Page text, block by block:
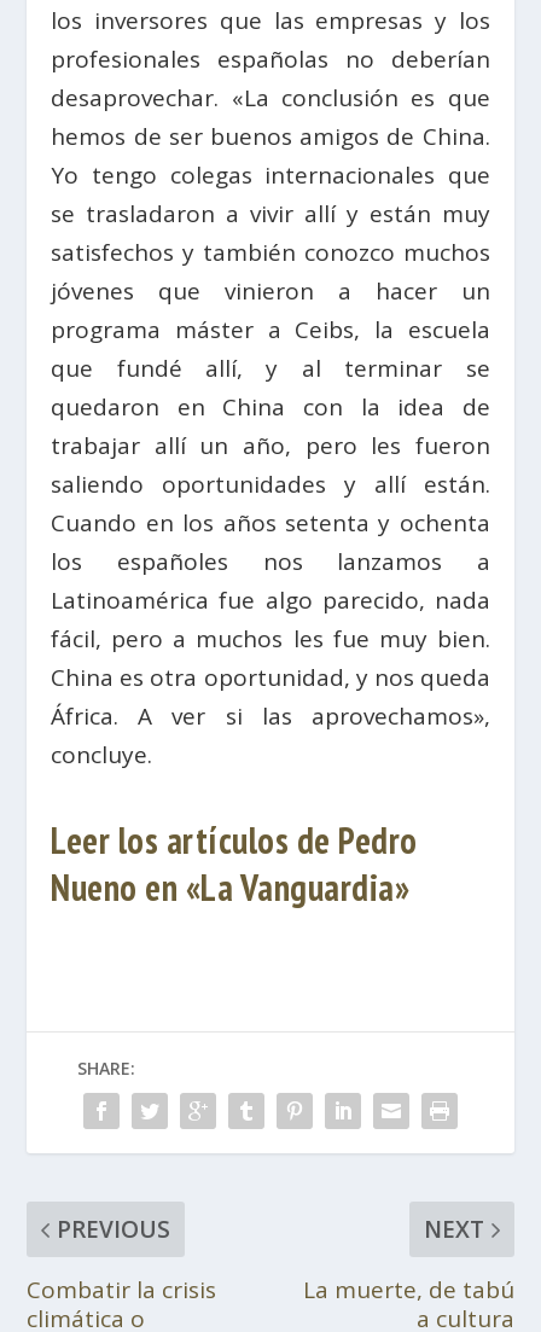
los inversores que las empresas y los
profesionales españolas no deberían
desaprovechar. «La conclusión es que
hemos de ser buenos amigos de China.
Yo tengo colegas internacionales que
se trasladaron a vivir allí y están muy
satisfechos y también conozco muchos
jóvenes que vinieron a hacer un
programa máster a Ceibs, la escuela
que fundé allí, y al terminar se
quedaron en China con la idea de
trabajar allí un año, pero les fueron
saliendo oportunidades y allí están.
Cuando en los años setenta y ochenta
los españoles nos lanzamos a
Latinoamérica fue algo parecido, nada
fácil, pero a muchos les fue muy bien.
China es otra oportunidad, y nos queda
África. A ver si las aprovechamos»,
concluye.
Leer los artículos de Pedro
Nueno en «La Vanguardia»
SHARE:
PREVIOUS
Combatir la crisis
climática o
NEXT
La muerte, de tabú
a cultura